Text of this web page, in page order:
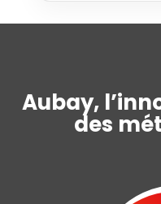
Aubay,
des